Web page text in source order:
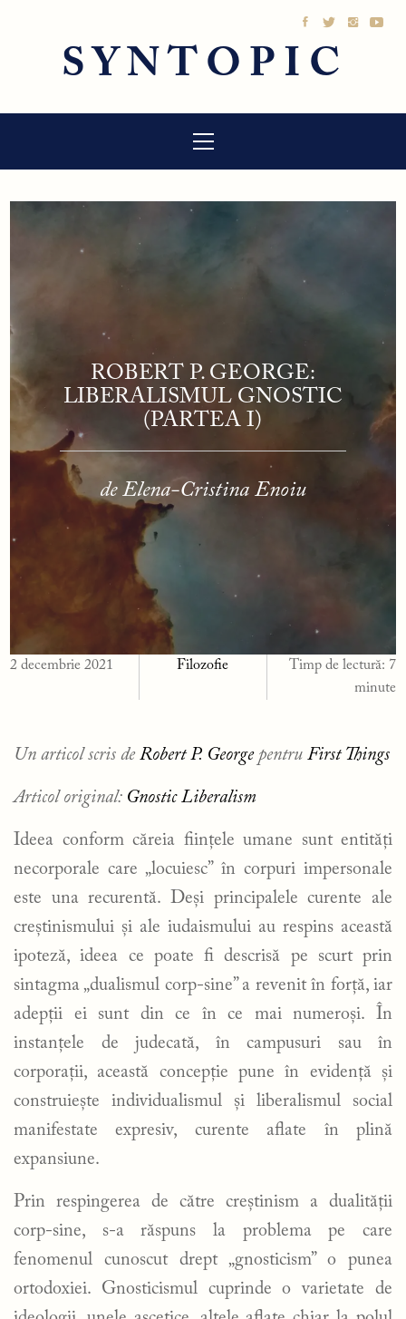
SYNTOPIC
principal
ROBERT P. GEORGE:
LIBERALISMUL GNOSTIC
(PARTEA I)
de Elena-Cristina Enoiu
2 decembrie 2021 Filozofie Timp de lectură: 7
minute
Un articol scris de Robert P. Georgepentru First Things
Articol original: Gnostic Liberalism
Ideea conform căreia ființele umane sunt entități
necorporale care „locuiesc” în corpuri impersonale
este una recurentă. Deși principalele curente ale
creștinismului și ale iudaismului au respins această
ipoteză, ideea ce poate fi descrisă pe scurt prin
sintagma „dualismul corp-sine” a revenit în forță, iar
adepții ei sunt din ce în ce mai numeroși. În
instanțele de judecată, în campusuri sau în
corporații, această concepție pune în evidență și
construiește individualismul și liberalismul social
manifestate expresiv, curente aflate în plină
expansiune.
Prin respingerea de către creștinism a dualității
corp-sine, s-a răspuns la problema pe care
fenomenul cunoscut drept „gnosticism” o punea
ortodoxiei. Gnosticismul cuprinde o varietate de